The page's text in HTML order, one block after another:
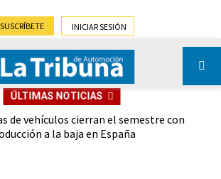
SUSCRÍBETE INICIAR SESIÓN
ÚLTIMAS NOTICIAS
de vehículos cierran el semestre con
a la baja en España